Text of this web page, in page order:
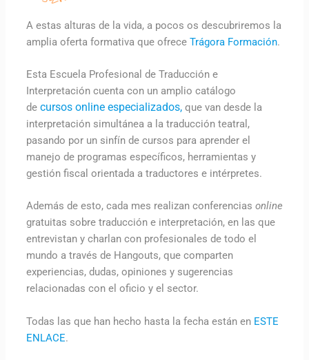
A estas alturas de la vida, a pocos os descubriremos la
amplia oferta formativa que ofrece Trágora Formación.
Esta Escuela Profesional de Traducción e
Interpretación cuenta con un amplio catálogo
de cursos online especializados,que van desde la
interpretación simultánea a la traducción teatral,
pasando por un sinfín de cursos para aprender el
manejo de programas específicos, herramientas y
gestión fiscal orientada a traductores e intérpretes.
Además de esto, cada mes realizan conferencias online
gratuitas sobre traducción e interpretación, en las que
entrevistan y charlan con profesionales de todo el
mundo a través de Hangouts, que comparten
experiencias, dudas, opiniones y sugerencias
relacionadas con el oficio y el sector.
Todas las que han hecho hasta la fecha están en ESTE
ENLACE.